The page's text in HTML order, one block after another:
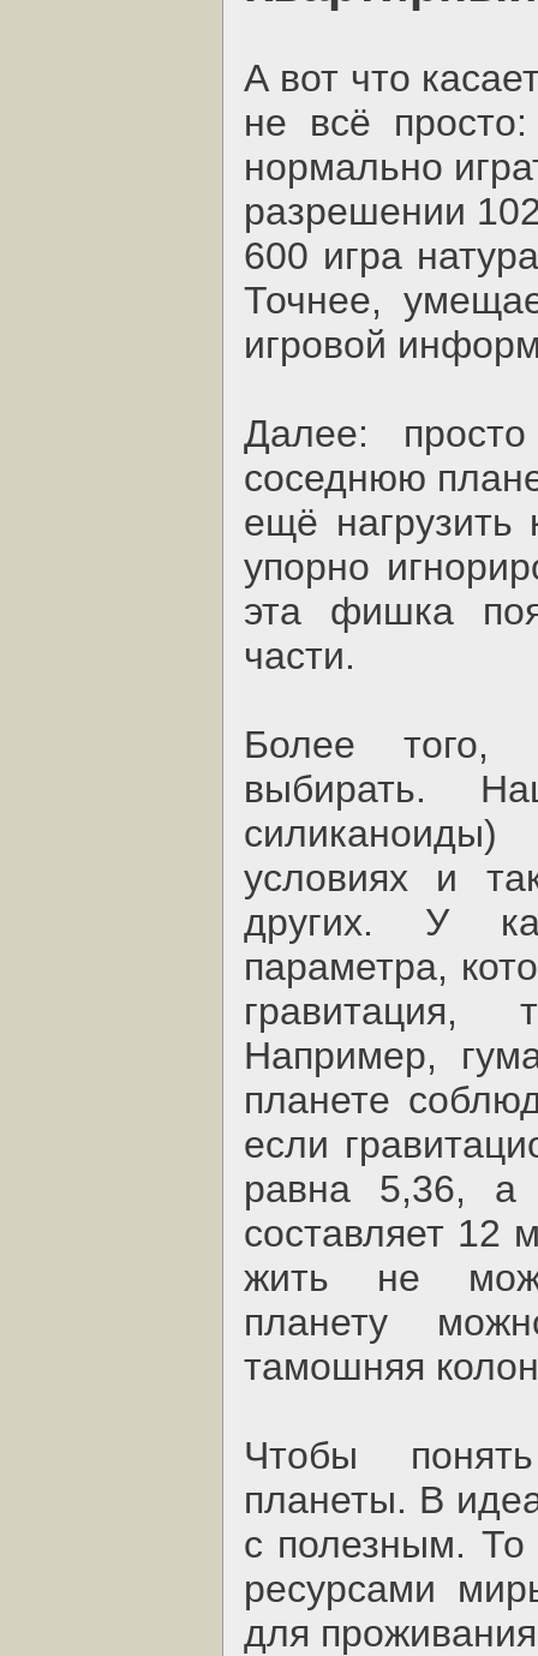
А вот что
не всё
нормально
разрешении
600 игра
Точнее,
игровой
Далее:
соседнюю
ещё нагрузить
упорно
эта фишка
части.
Более того,
выбирать.
условиях и
других. У
параметра,
гравитация,
Например,
планете
если
равна 5,36,
составляет 12
жить не
планету
тамошняя
Чтобы
планеты. В
с полезным. То
ресурсами
для